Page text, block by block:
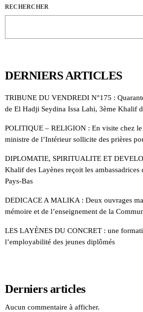
RECHERCHER
DERNIERS ARTICLES
TRIBUNE DU VENDREDI N°175 :
de El Hadji Seydina Issa Lahi, 3ème Khalif
POLITIQUE – RELIGION : En visite chez
ministre de l’Intérieur sollicite des prières
DIPLOMATIE, SPIRITUALITE ET
Khalif des Layènes reçoit les ambassadrices
Pays-Bas
DEDICACE A MALIKA : Deux ouvrages
mémoire et de l’enseignement de la
LES LAYÈNES DU CONCRET : une
l’employabilité des jeunes diplômés
Derniers articles
Aucun commentaire à afficher.